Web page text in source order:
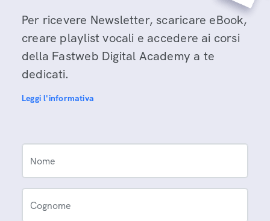
Per ricevere Newsletter, scaricare eBook,
creare playlist vocali e accedere ai corsi
della Fastweb Digital Academy a te
dedicati.
Leggi l'informativa
Nome
Cognome